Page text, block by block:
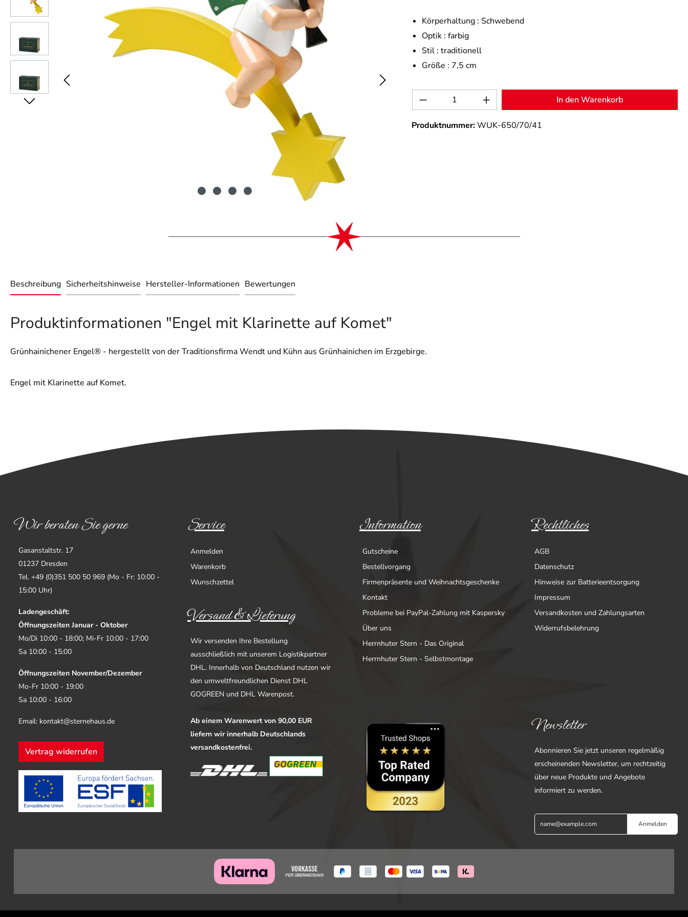
Körperhaltung : Schwebend
Optik : farbig
Stil : traditionell
Größe : 7,5 cm
Produkt Anzahl: Gib den gewünschten Wert ein
In den Warenkorb
Produktnummer:WUK-650/70/41
Beschreibung Sicherheitshinweise Hersteller-Informationen Bewertungen
Produktinformationen "Engel mit Klarinette auf Komet"
Grünhainichener Engel® - hergestellt von der Traditionsfirma Wendt und Kühn aus Grünhainichen im Erzgebirge.
Engel mit Klarinette auf Komet.
Wir beraten Sie gerne
Gasanstaltstr. 17
01237 Dresden
Tel. +49 (0)351 500 50 969 (Mo - Fr: 10:00 -
15:00 Uhr)
Ladengeschäft:
Öffnungszeiten Januar - Oktober
Mo/Di 10:00 - 18:00; Mi-Fr 10:00 - 17:00
Sa 10:00 - 15:00
Öffnungszeiten November/Dezember
Mo-Fr 10:00 - 19:00
Sa 10:00 - 16:00
Email: kontakt@sternehaus.de
Vertrag widerrufen
Service
Anmelden
Warenkorb
Wunschzettel
Information
Gutscheine
Bestellvorgang
Firmenpräsente und Weihnachtsgeschenke
Kontakt
Probleme bei PayPal-Zahlung mit Kaspersky
Über uns
Herrnhuter Stern - Das Original
Herrnhuter Stern - Selbstmontage
Rechtliches
AGB
Datenschutz
Hinweise zur Batterieentsorgung
Impressum
Versandkosten und Zahlungsarten
Widerrufsbelehrung
Versand & Lieferung
Wir versenden Ihre Bestellung
ausschließlich mit unserem Logistikpartner
DHL. Innerhalb von Deutschland nutzen wir
den umweltfreundlichen Dienst DHL
GOGREEN und DHL Warenpost.
Ab einem Warenwert von 90,00 EUR
liefern wir innerhalb Deutschlands
versandkostenfrei.
Newsletter
Abonnieren Sie jetzt unseren regelmäßig
erscheinenden Newsletter, um rechtzeitig
über neue Produkte und Angebote
informiert zu werden.
Anmelden